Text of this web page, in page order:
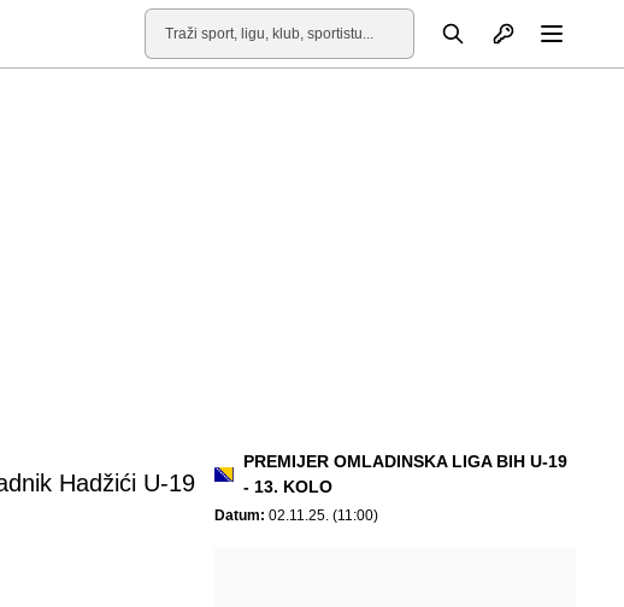
Pretraga Otvori profil
Hadžići U-19
PREMIJER OMLADINSKA LIGA BIH U-19
- 13. KOLO
Datum: 02.11.25. (11:00)